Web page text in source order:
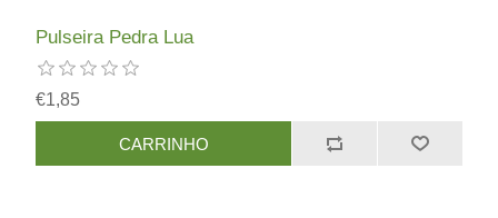
Pulseira Pedra Lua
€1,85